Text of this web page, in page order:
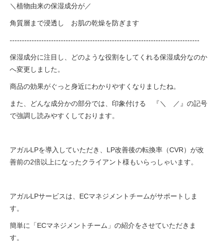
＼植物由来の保湿成分が／
角質層まで浸透し お肌の乾燥を防ぎます
------------------------------------------------------------------------------
保湿成分に注目し、どのような役割をしてくれる保湿成分なのか
へ変更しました。
商品の効果がぐっと身近にわかりやすくなりましたね。
また、どんな成分かの部分では、印象付ける 『＼ ／』の記号
で強調し読みやすくしております。
アガルLPを導入していただき、LP改善後の転換率（CVR）が改
善前の2倍以上になったクライアント様もいらっしゃいます。
アガルLPサービスは、ECマネジメントチームがサポートしま
す。
簡単に「ECマネジメントチーム」の紹介をさせていただきま
す。